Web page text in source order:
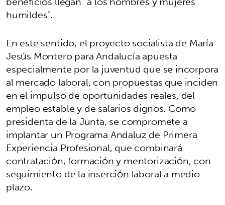
humildes”.
En este sentido, el proyecto socialista de María
Jesús Montero para Andalucía apuesta
especialmente por la juventud que se incorpora
al mercado laboral, con propuestas que inciden
en el impulso de oportunidades reales, del
empleo estable y de salarios dignos. Como
presidenta de la Junta, se compromete a
implantar un Programa Andaluz de Primera
Experiencia Profesional, que combinará
contratación, formación y mentorización, con
seguimiento de la inserción laboral a medio
plazo.